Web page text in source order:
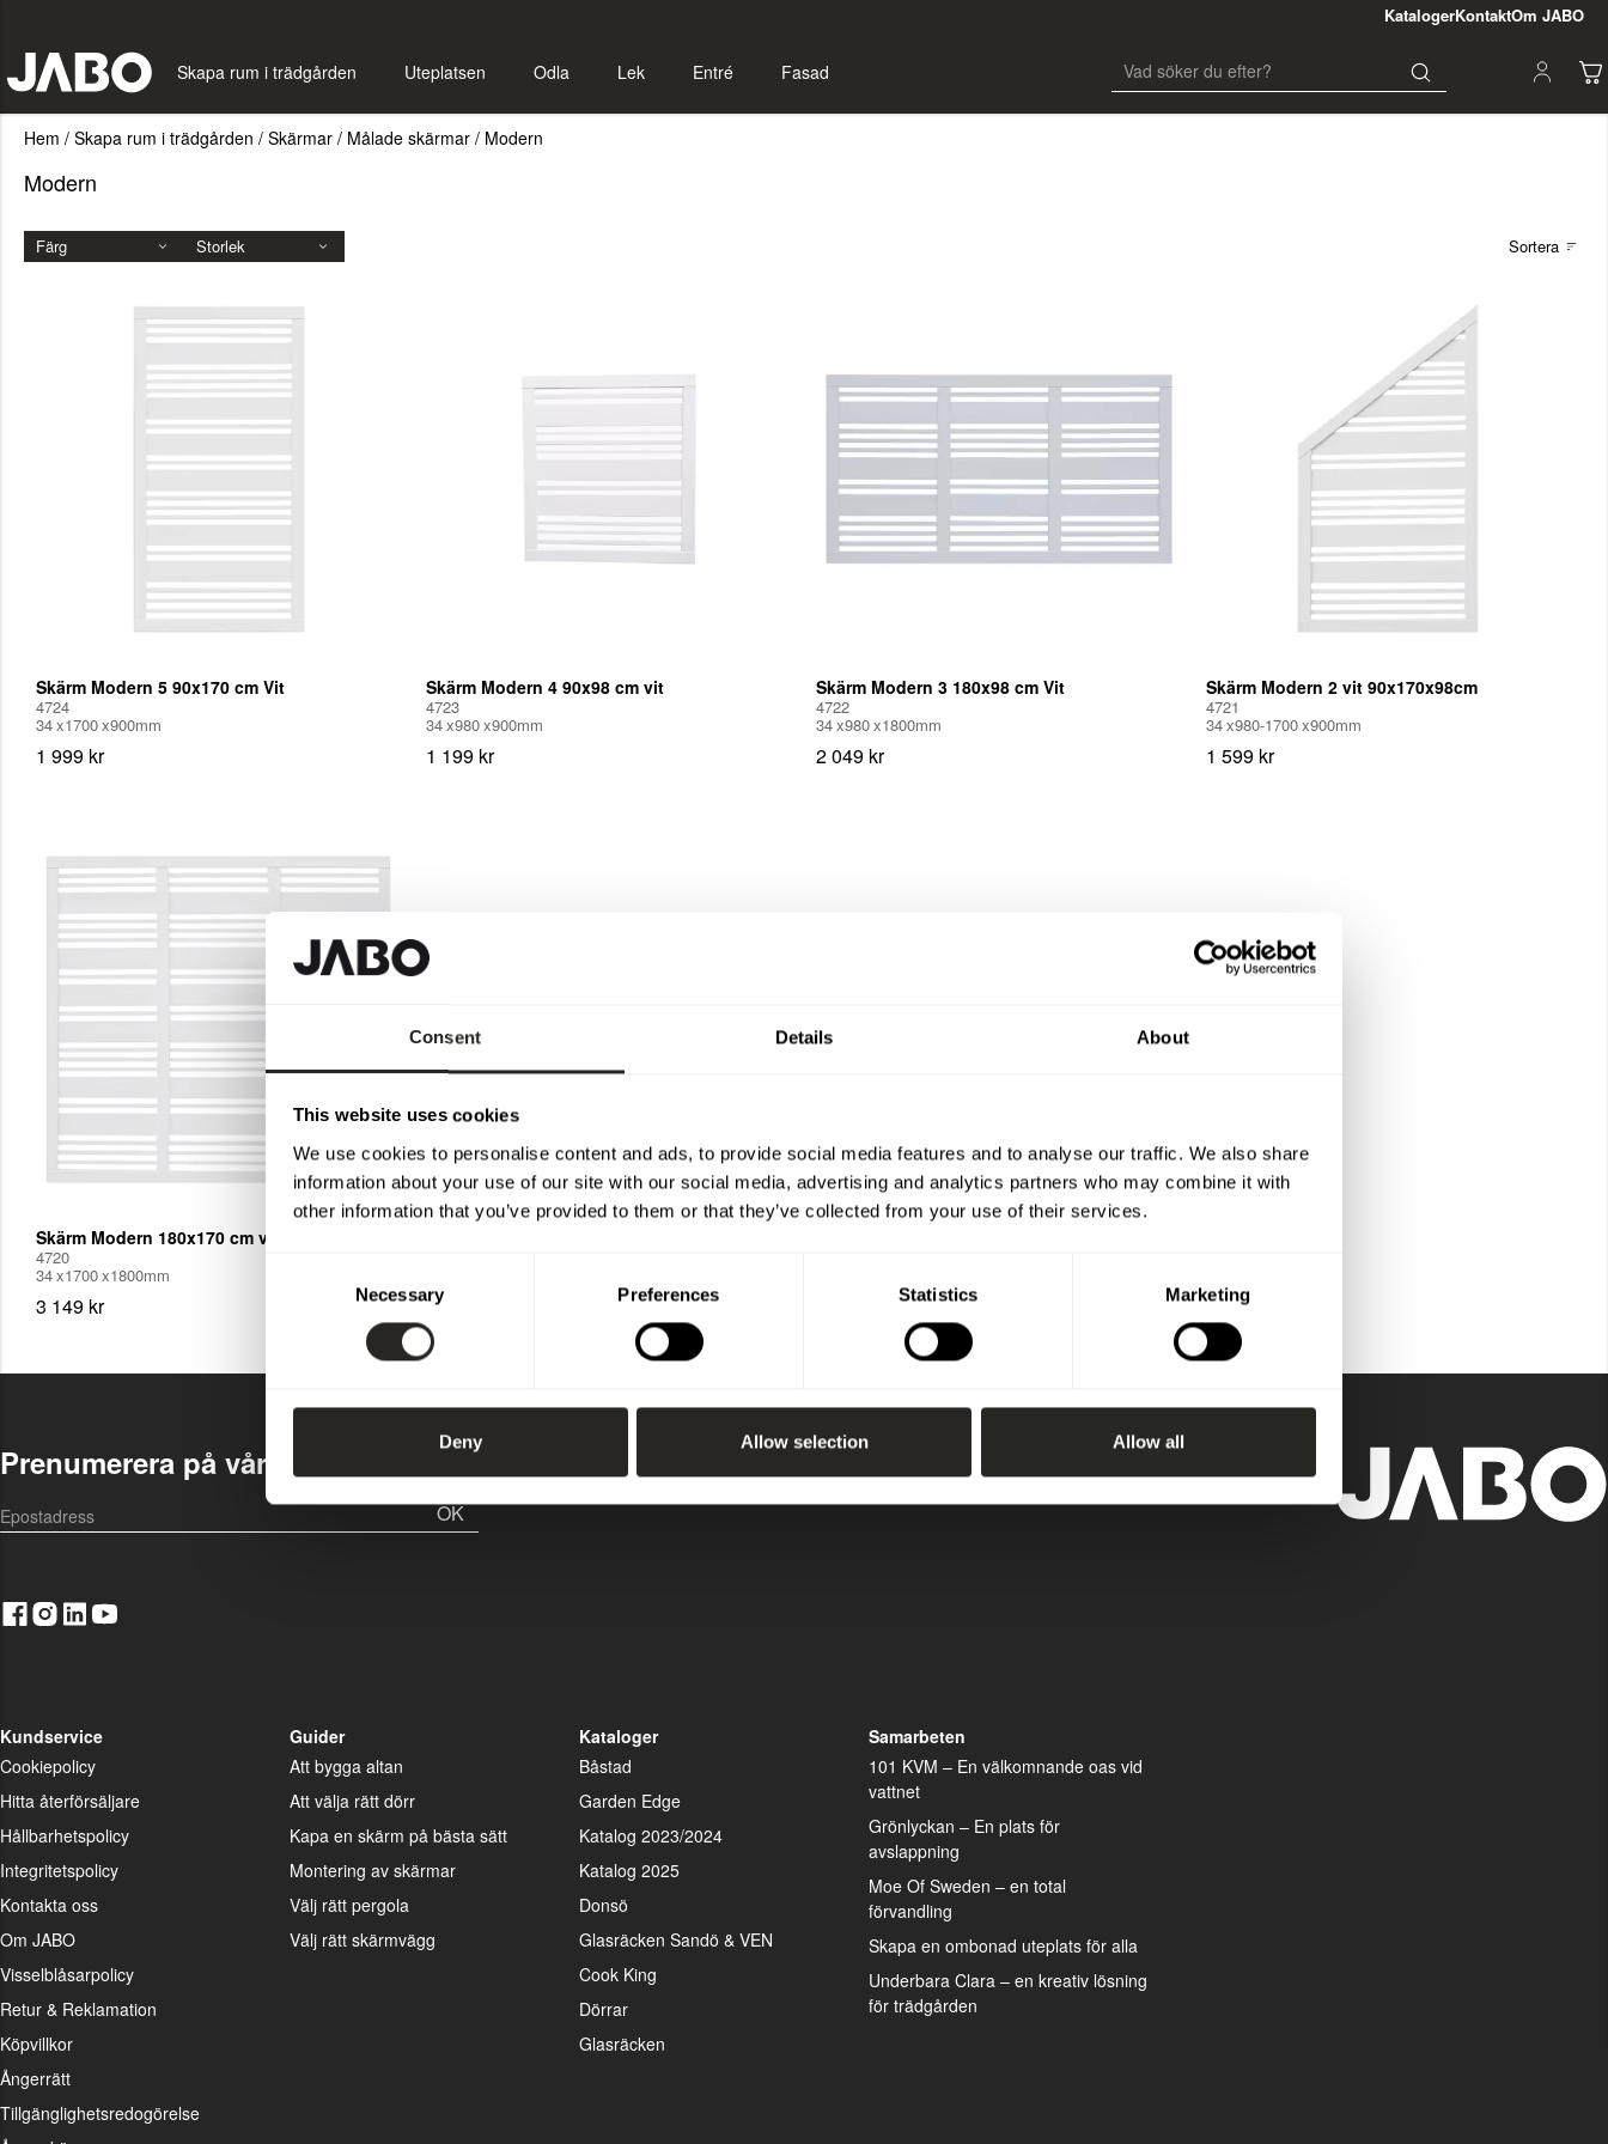
Consent Details About
This website uses cookies
We use cookies to personalise content and ads, to provide social media features and to analyse our traffic. We also share
information about your use of our site with our social media, advertising and analytics partners who may combine it with
other information that you’ve provided to them or that they’ve collected from your use of their services.
Necessary Preferences Statistics Marketing
Deny Allow selection Allow all
KatalogerKontaktOm JABO
Skapa rum i trädgården Uteplatsen Odla Lek Entré Fasad
Hem / Skapa rum i trädgården / Skärmar / Målade skärmar / Modern
Modern
Färg Storlek Sortera
Skärm Modern 5 90x170 cm Vit
4724
34 1700 900mm
1 999 kr
Skärm Modern 4 90x98 cm vit
4723
34 980 900mm
1 199 kr
Skärm Modern 3 180x98 cm Vit
4722
34 980 1800mm
2 049 kr
Skärm Modern 2 vit 90x170x98cm
4721
34 980-1700 900mm
1 599 kr
Skärm Modern 180x170 cm vit
4720
34 1700 1800mm
3 149 kr
Prenumerera på vårt nyhetsbrev
OK
Kundservice
Cookiepolicy
Hitta återförsäljare
Hållbarhetspolicy
Integritetspolicy
Kontakta oss
Om JABO
Visselblåsarpolicy
Retur & Reklamation
Köpvillkor
Ångerrätt
Tillgänglighetsredogörelse
Guider
Att bygga altan
Att välja rätt dörr
Kapa en skärm på bästa sätt
Montering av skärmar
Välj rätt pergola
Välj rätt skärmvägg
Kataloger
Båstad
Garden Edge
Katalog 2023/2024
Katalog 2025
Donsö
Glasräcken Sandö & VEN
Cook King
Dörrar
Glasräcken
Samarbeten
101 KVM – En välkomnande oas vid
vattnet
Grönlyckan – En plats för
avslappning
Moe Of Sweden – en total
förvandling
Skapa en ombonad uteplats för alla
Underbara Clara – en kreativ lösning
för trädgården